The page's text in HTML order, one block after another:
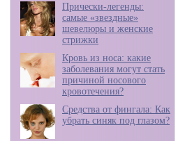
Прически-легенды:
самые «звездные»
шевелюры и женские
стрижки
Кровь из носа: какие
заболевания могут стать
причиной носового
кровотечения?
Средства от фингала: Как
убрать синяк под глазом?